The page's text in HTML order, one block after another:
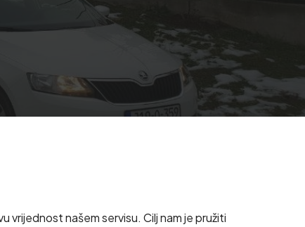
vrijednost našem servisu. Cilj nam je pružiti